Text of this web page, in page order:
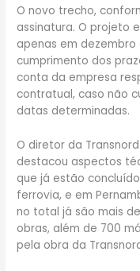
O novo trecho,
assinatura. O projeto
apenas em dezembro
cumprimento dos
conta da empresa
contratual, caso não
datas determinadas.
O diretor da
destacou aspectos
que já estão
ferrovia, e em
no total já são mais
obras, além de 700
pela obra da